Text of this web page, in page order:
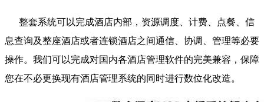
整套系统可以完成酒店内部，资源调度、计费、点餐、信
息查询及整座酒店或者连锁酒店之间通信、协调、管理等必要
操作。我们可以完成对国内各酒店管理软件的完美兼容，保障
您在不必更换现有酒店管理系统的同时进行数位化改造。